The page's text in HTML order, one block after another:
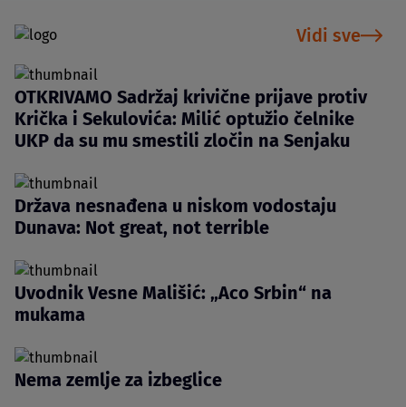
Vidi sve
OTKRIVAMO Sadržaj krivične prijave protiv
Krička i Sekulovića: Milić optužio čelnike
UKP da su mu smestili zločin na Senjaku
Država nesnađena u niskom vodostaju
Dunava: Not great, not terrible
Uvodnik Vesne Mališić: „Aco Srbin“ na
mukama
Nema zemlje za izbeglice